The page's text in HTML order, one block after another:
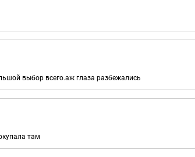
выбор всего.аж глаза разбежались
там